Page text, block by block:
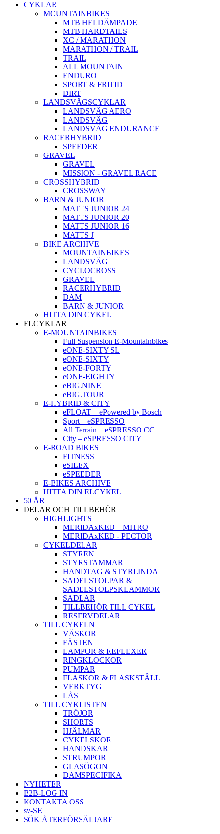
CYKLAR
MOUNTAINBIKES
MTB HELDÄMPADE
MTB HARDTAILS
XC / MARATHON
MARATHON / TRAIL
TRAIL
ALL MOUNTAIN
ENDURO
SPORT & FRITID
DIRT
LANDSVÄGSCYKLAR
LANDSVÄG AERO
LANDSVÄG
LANDSVÄG ENDURANCE
RACERHYBRID
SPEEDER
GRAVEL
GRAVEL
MISSION - GRAVEL RACE
CROSSHYBRID
CROSSWAY
BARN & JUNIOR
MATTS JUNIOR 24
MATTS JUNIOR 20
MATTS JUNIOR 16
MATTS J
BIKE ARCHIVE
MOUNTAINBIKES
LANDSVÄG
CYCLOCROSS
GRAVEL
RACERHYBRID
DAM
BARN & JUNIOR
HITTA DIN CYKEL
ELCYKLAR
E-MOUNTAINBIKES
Full Suspension E-Mountainbikes
eONE-SIXTY SL
eONE-SIXTY
eONE-FORTY
eONE-EIGHTY
eBIG.NINE
eBIG.TOUR
E-HYBRID & CITY
eFLOAT – ePowered by Bosch
Sport – eSPRESSO
All Terrain – eSPRESSO CC
City – eSPRESSO CITY
E-ROAD BIKES
FITNESS
eSILEX
eSPEEDER
E-BIKES ARCHIVE
HITTA DIN ELCYKEL
50 ÅR
DELAR OCH TILLBEHÖR
HIGHLIGHTS
MERIDAxKED – MITRO
MERIDAxKED - PECTOR
CYKELDELAR
STYREN
STYRSTAMMAR
HANDTAG & STYRLINDA
SADELSTOLPAR &
SADELSTOLPSKLAMMOR
SADLAR
TILLBEHÖR TILL CYKEL
RESERVDELAR
TILL CYKELN
VÄSKOR
FÄSTEN
LAMPOR & REFLEXER
RINGKLOCKOR
PUMPAR
FLASKOR & FLASKSTÂLL
VERKTYG
LÅS
TILL CYKLISTEN
TRÖJOR
SHORTS
HJÄLMAR
CYKELSKOR
HANDSKAR
STRUMPOR
GLASÖGON
DAMSPECIFIKA
NYHETER
B2B-LOG IN
KONTAKTA OSS
sv-SE
SÖK ÅTERFÖRSÄLJARE